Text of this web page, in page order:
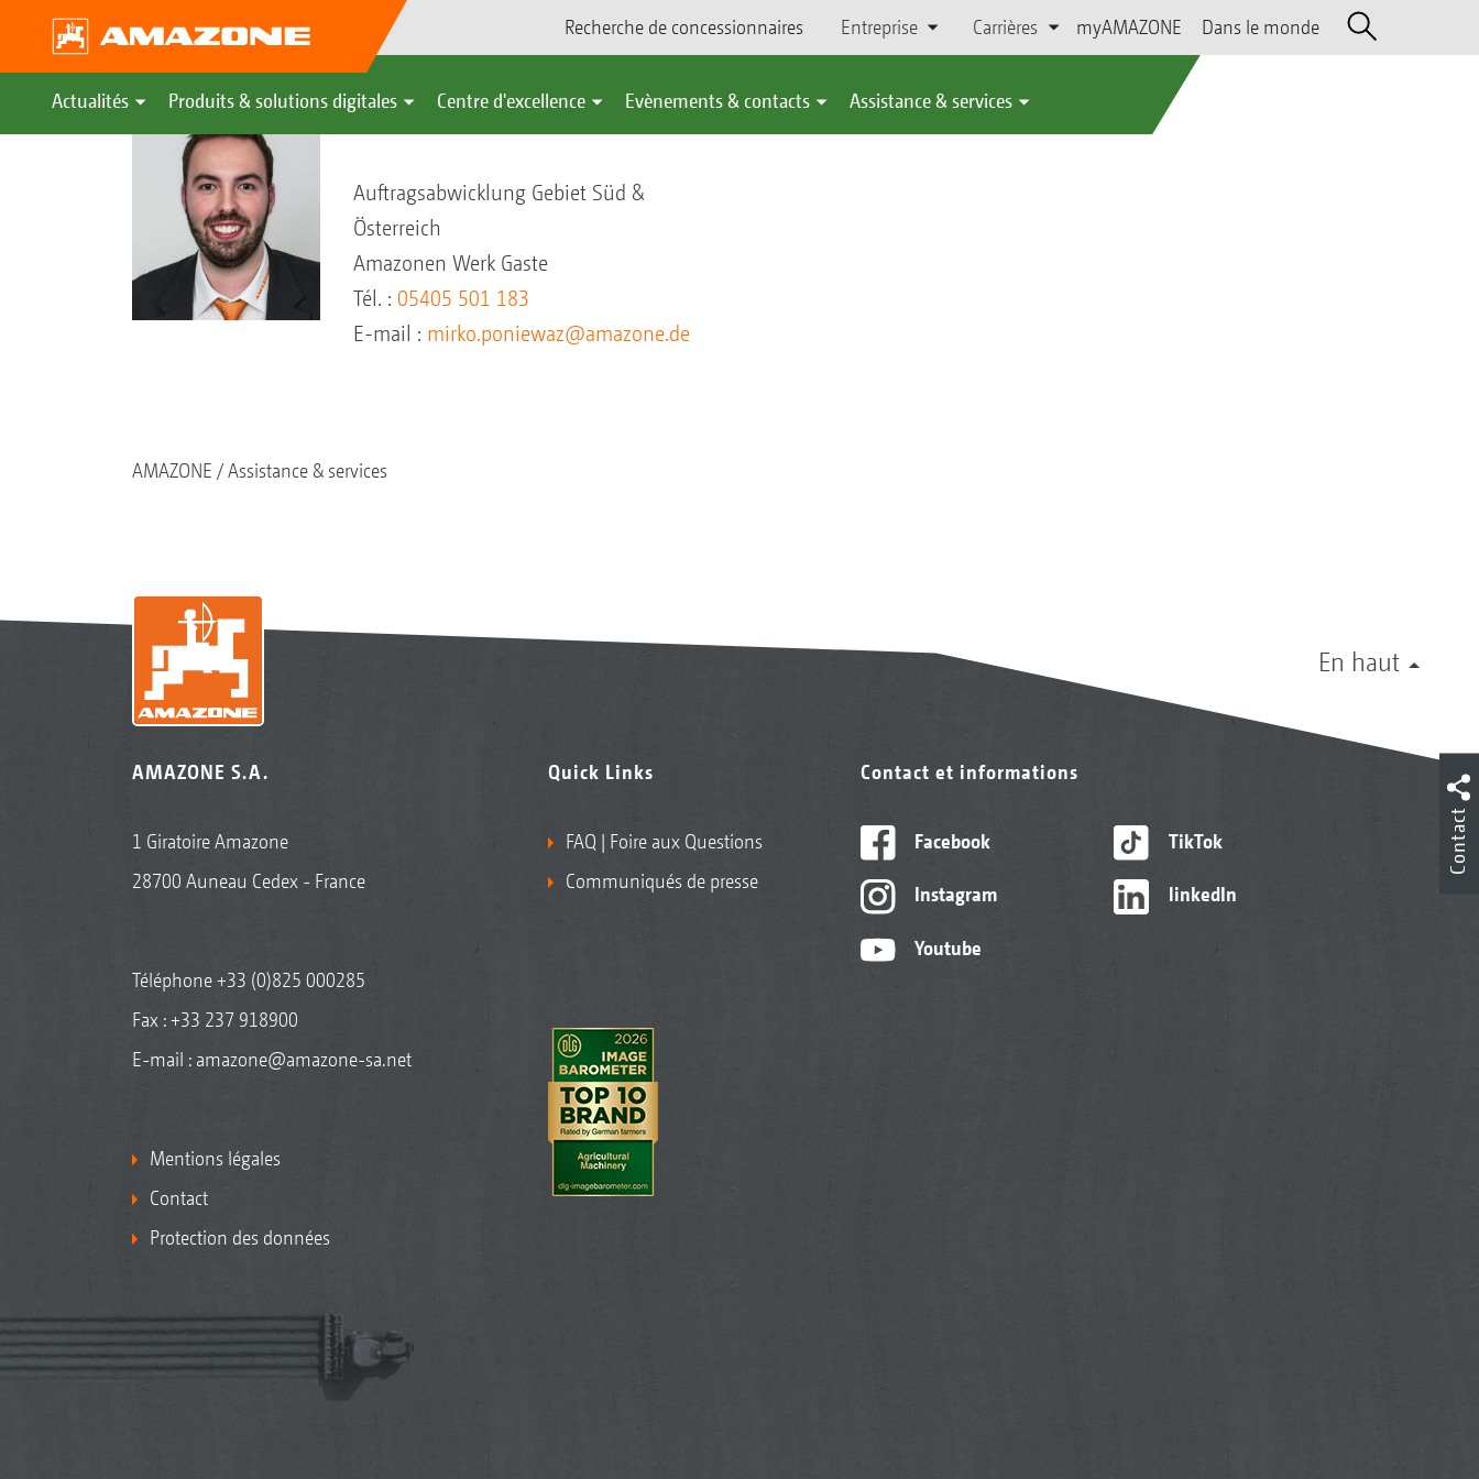
Recherche de concessionnaires Entreprise Carrières myAMAZONE Dans le monde
Actualités Produits & solutions digitales Centre d'excellence Evènements & contacts Assistance & services
Mirko Poniewaz
Auftragsabwicklung Gebiet Süd &
Österreich
Amazonen Werk Gaste
Tél. : 05405 501 183
E-mail : mirko.poniewaz@amazone.de
AMAZONE Assistance & services
En haut
AMAZONE S.A.
1 Giratoire Amazone
28700 Auneau Cedex - France
Téléphone+33 (0)825 000285
Fax : +33 237 918900
E-mail : amazone@amazone-sa.net
Mentions légales
Contact
Protection des données
Quick Links
FAQ | Foire aux Questions
Communiqués de presse
Contact et informations
Facebook
Instagram
Youtube
TikTok
linkedIn
Contact